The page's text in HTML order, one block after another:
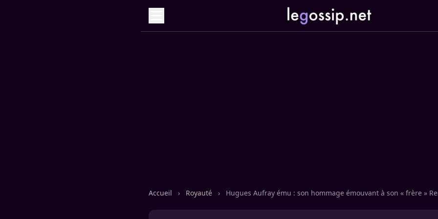
Accueil › Royauté › Hugues Aufray ému : son hommage émouvant à son « frère »